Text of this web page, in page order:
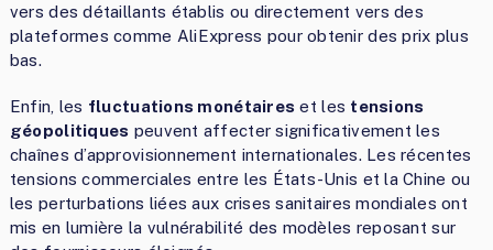
vers des détaillants établis ou directement vers des
plateformes comme AliExpress pour obtenir des prix plus
bas.
Enfin, les fluctuations monétaires et les tensions
géopolitiques peuvent affecter significativement les
chaînes d’approvisionnement internationales. Les récentes
tensions commerciales entre les États-Unis et la Chine ou
les perturbations liées aux crises sanitaires mondiales ont
mis en lumière la vulnérabilité des modèles reposant sur